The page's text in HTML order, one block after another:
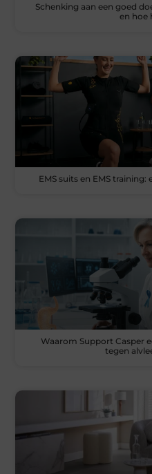
Schenking aan een goed
en hoe
EMS suits en EMS
Waarom Support Casper
tegen